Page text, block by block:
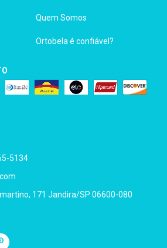
Quem Somos
Ortobela é confiável?
5134
171 Jandira/SP 06600-080